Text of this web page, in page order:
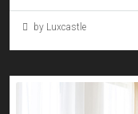
by Luxcastle